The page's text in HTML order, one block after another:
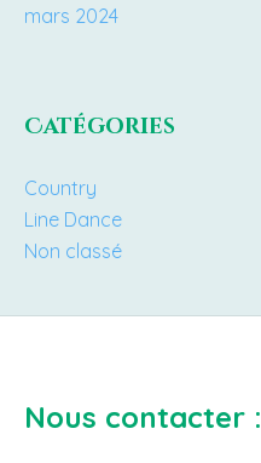
mars 2024
Catégories
Country
Line Dance
Non classé
Nous contacter :